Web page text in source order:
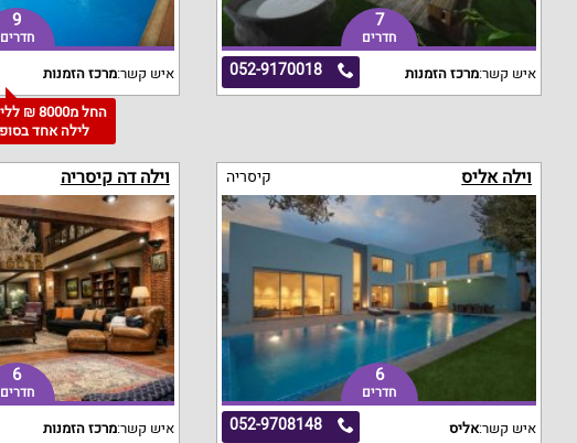
7
חדרים
052-9170018 איש קשר:מרכז הזמנות
9
חדרים
איש קשר:מרכז הזמנות
החל
לילה אחד
וילה אליס קיסריה
6
חדרים
052-9708148 איש קשר:אליס
וילה דה קיסריה
6
חדרים
איש קשר:מרכז הזמנות